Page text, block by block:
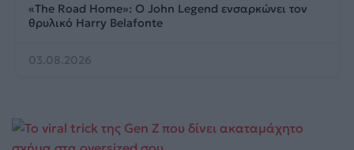
«The Road Home»: Ο John Legend ενσαρκώνει τον
θρυλικό Harry Belafonte
03.08.2026